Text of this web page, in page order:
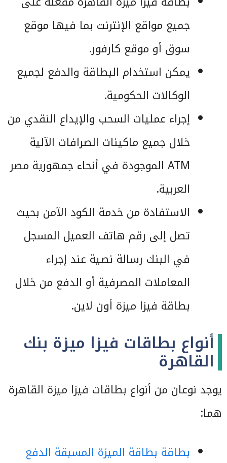
جميع مواقع الإنترنت بما فيها موقع
سوق أو موقع كارفور.
يمكن استخدام البطاقة والدفع لجميع
الوكالات الحكومية.
إجراء عمليات السحب والإيداع النقدي من
خلال جميع ماكينات الصرافات الآلية
ATM الموجودة في أنحاء جمهورية مصر
العربية.
الاستفادة من خدمة الكود الآمن بحيث
تصل إلى رقم هاتف العميل المسجل
في البنك رسالة نصية عند إجراء
المعاملات المصرفية أو الدفع من خلال
بطاقة فيزا ميزة أون لاين.
أنواع بطاقات فيزا ميزة بنك
القاهرة
يوجد نوعان من أنواع بطاقات فيزا ميزة القاهرة
هما:
بطاقة بطاقة الميزة المسبقة الدفع